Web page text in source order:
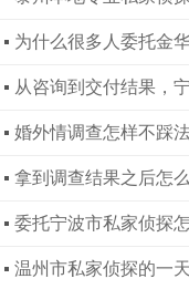
为什么很多人委托金
求全程保密？原因太真
从咨询到交付结果，
程大公开13080502255
婚外情调查怎样不踩
梳理合规边界
拿到调查结果之后怎
后续行动建议
委托宁波市私家侦探
因素要清楚
温州市私家侦探的一